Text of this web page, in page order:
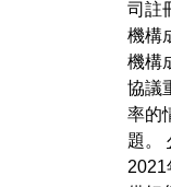
司註
機構
機構
協議
率的
題。
2021